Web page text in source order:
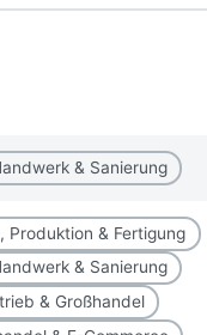
& Sanierung
Produktion & Fertigung
& Sanierung
& Großhandel